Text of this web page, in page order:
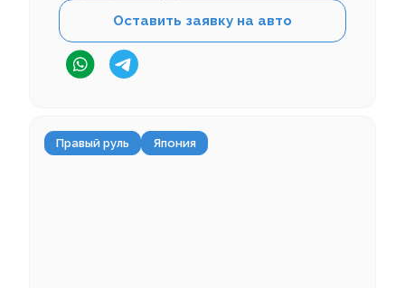
Оставить заявку на авто
Правый руль Япония